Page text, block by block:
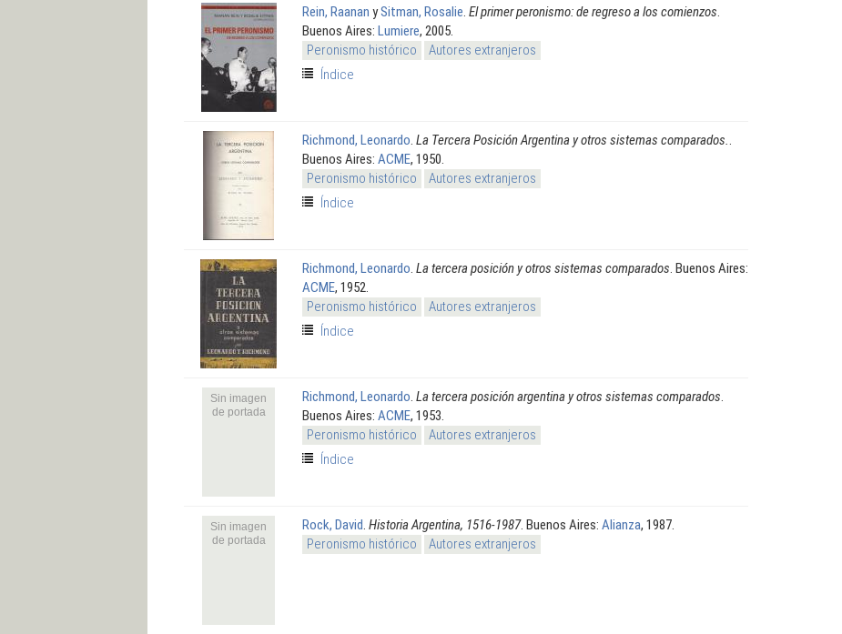
Rein, Raanan ySitman, Rosalie. El primer peronismo: de regreso a los comienzos.
Buenos Aires: Lumiere, 2005.
Peronismo histórico
Autores extranjeros
Índice
Richmond, Leonardo. La Tercera Posición Argentina y otros sistemas comparados..
Buenos Aires: ACME, 1950.
Peronismo histórico
Autores extranjeros
Índice
Richmond, Leonardo. La tercera posición y otros sistemas comparados. Buenos Aires:
ACME, 1952.
Peronismo histórico
Autores extranjeros
Índice
Sin imagen
de portada
Richmond, Leonardo. La tercera posición argentina y otros sistemas comparados.
Buenos Aires: ACME, 1953.
Peronismo histórico
Autores extranjeros
Índice
Sin imagen
de portada
Rock, David. Historia Argentina, 1516-1987. Buenos Aires: Alianza, 1987.
Peronismo histórico
Autores extranjeros